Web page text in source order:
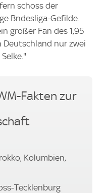
schoss der
Bndesliga-Gefilde.
großer Fan des 1,95
Deutschland nur zwei
Fakten zur
Kolumbien,
Tecklenburg